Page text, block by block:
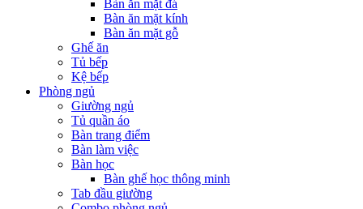
Bàn ăn mặt đá
Bàn ăn mặt kính
Bàn ăn mặt gỗ
Ghế ăn
Tủ bếp
Kệ bếp
Phòng ngủ
Giường ngủ
Tủ quần áo
Bàn trang điểm
Bàn làm việc
Bàn học
Bàn ghế học thông minh
Tab đầu giường